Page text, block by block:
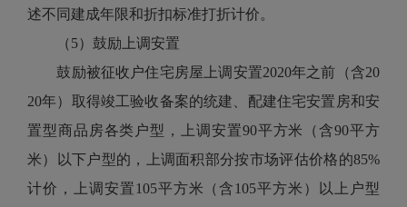
述不同建成年限和折扣标准打折计价。
（5）鼓励上调安置
鼓励被征收户住宅房屋上调安置2020年之前（含20
20年）取得竣工验收备案的统建、配建住宅安置房和安
置型商品房各类户型，上调安置90平方米（含90平方
米）以下户型的，上调面积部分按市场评估价格的85%
计价，上调安置105平方米（含105平方米）以上户型